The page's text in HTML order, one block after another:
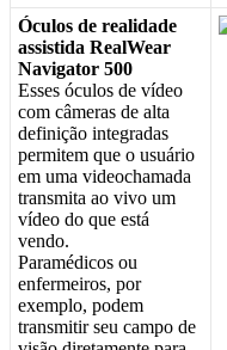
Óculos de realidade
assistida RealWear
Navigator 500
Esses óculos de vídeo
com câmeras de alta
definição integradas
permitem que o usuário
em uma videochamada
transmita ao vivo um
vídeo do que está
vendo.
Paramédicos ou
enfermeiros, por
exemplo, podem
transmitir seu campo de